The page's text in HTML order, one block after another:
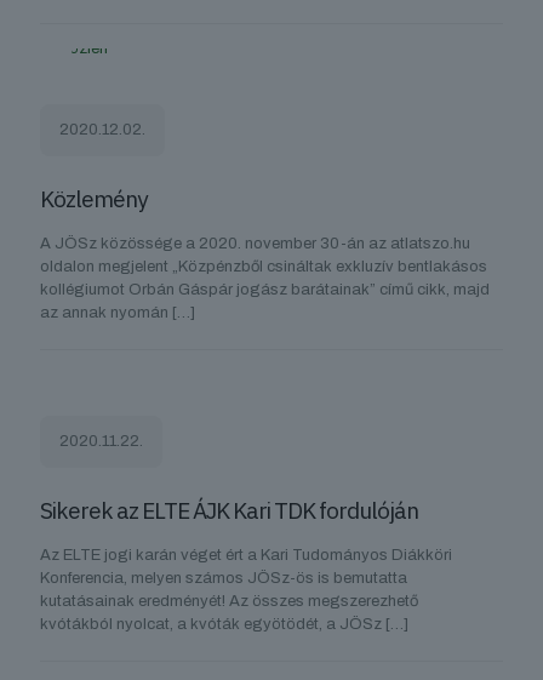
2020.12.02.
Közlemény
A JÖSz közössége a 2020. november 30-án az atlatszo.hu
oldalon megjelent „Közpénzből csináltak exkluzív bentlakásos
kollégiumot Orbán Gáspár jogász barátainak” című cikk, majd
az annak nyomán […]
2020.11.22.
Sikerek az ELTE ÁJK Kari TDK fordulóján
Az ELTE jogi karán véget ért a Kari Tudományos Diákköri
Konferencia, melyen számos JÖSz-ös is bemutatta
kutatásainak eredményét! Az összes megszerezhető
kvótákból nyolcat, a kvóták egyötödét, a JÖSz […]